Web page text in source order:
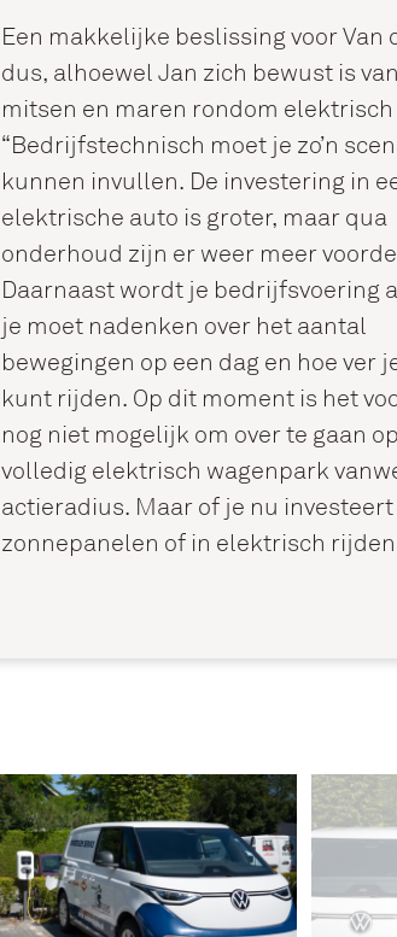
Een makkelijke beslissing voor Van
dus, alhoewel Jan zich bewust is
mitsen en maren rondom
“Bedrijfstechnisch moet je zo’n
kunnen invullen. De investering in
elektrische auto is groter, maar qua
onderhoud zijn er weer meer
Daarnaast wordt je bedrijfsvoering
je moet nadenken over het aantal
bewegingen op een dag en hoe ver
kunt rijden. Op dit moment is het
nog niet mogelijk om over te gaan
volledig elektrisch wagenpark
actieradius. Maar of je nu investeert
zonnepanelen of in elektrisch